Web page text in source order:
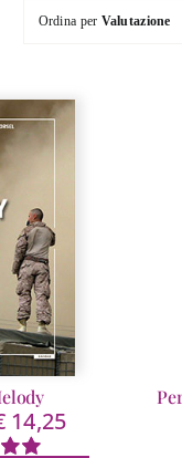
Ordina per Valutazione
14,25Fascia